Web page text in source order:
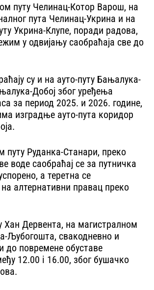
путу Челинац-Котор Варош, на
пута Челинац-Укрина и на
Укрина-Клупе, поради радова,
у одвијању саобраћаја све до
су и на ауто-путу Бањалука-
Добој због уређења
за период 2025. и 2026. године,
изградње ауто-пута коридор
путу Руданка-Станари, преко
воде саобраћај се за путничка
а теретна се
на алтернативни правац преко
Дервента, на магистралном
Љубогошта, свакодневно и
до повремене обуставе
12.00 i 16.00, због бушачко